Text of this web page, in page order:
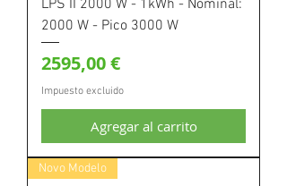
LPS II 2000 W - 1kWh - Nominal:
2000 W - Pico 3000 W
Precio
2595,00 €
Impuesto excluido
Agregar al carrito
Novo Modelo